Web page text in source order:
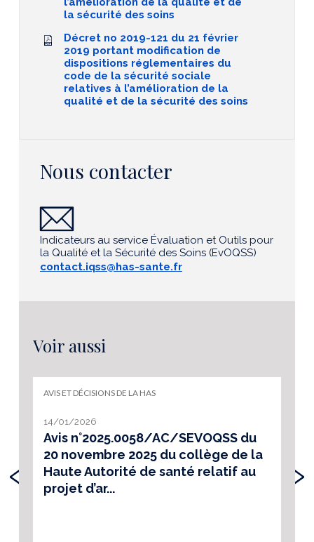
la sécurité des soins
Décret no 2019-121 du 21 février
2019 portant modification de
dispositions réglementaires du
code de la sécurité sociale
relatives à l’amélioration de la
qualité et de la sécurité des soins
Nous contacter
Indicateurs au service Évaluation et Outils pour
la Qualité et la Sécurité des Soins (EvOQSS)
contact.iqss@has-sante.fr
Voir aussi
AVIS ET DÉCISIONS DE LA HAS
14/01/2026
Avis n°2025.0058/AC/SEVOQSS du
20 novembre 2025 du collège de la
Haute Autorité de santé relatif au
projet d’ar...
‹ ›